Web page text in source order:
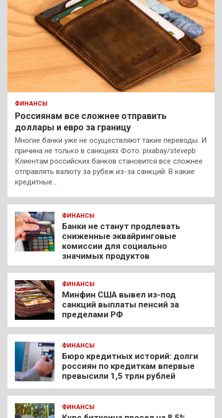
ФИНАНСЫ
Россиянам все сложнее отправить
доллары и евро за границу
Многие банки уже не осуществляют такие переводы. И
причина не только в санкциях Фото: pixabay/stevepb
Клиентам российских банков становится все сложнее
отправлять валюту за рубеж из-за санкций. В какие
кредитные…
ФИНАНСЫ
Банки не станут продлевать
сниженные эквайринговые
комиссии для социально
значимых продуктов
ФИНАНСЫ
Минфин США вывел из-под
санкций выплаты пенсий за
пределами РФ
ФИНАНСЫ
Бюро кредитных историй: долги
россиян по кредиткам впервые
превысили 1,5 трлн рублей
ФИНАНСЫ